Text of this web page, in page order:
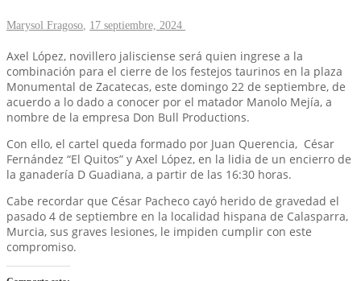
Marysol Fragoso, 17 septiembre, 2024
Axel López, novillero jalisciense será quien ingrese a la
combinación para el cierre de los festejos taurinos en la plaza
Monumental de Zacatecas, este domingo 22 de septiembre, de
acuerdo a lo dado a conocer por el matador Manolo Mejía, a
nombre de la empresa Don Bull Productions.
Con ello, el cartel queda formado por Juan Querencia, César
Fernández “El Quitos” y Axel López, en la lidia de un encierro de
la ganadería D Guadiana, a partir de las 16:30 horas.
Cabe recordar que César Pacheco cayó herido de gravedad el
pasado 4 de septiembre en la localidad hispana de Calasparra,
Murcia, sus graves lesiones, le impiden cumplir con este
compromiso.